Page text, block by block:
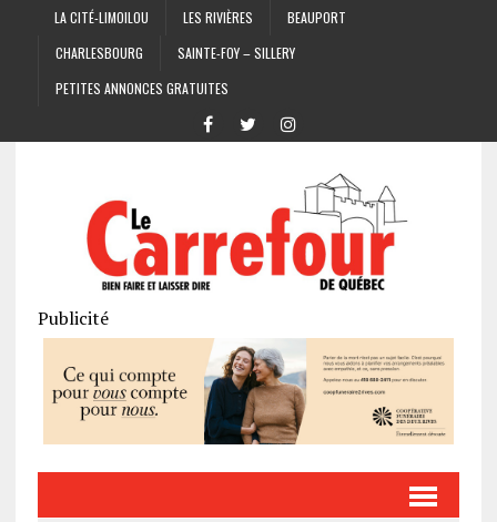
LA CITÉ-LIMOILOU LES RIVIÈRES
BEAUPORT
CHARLESBOURG
SAINTE-FOY – SILLERY
PETITES ANNONCES GRATUITES
Publicité